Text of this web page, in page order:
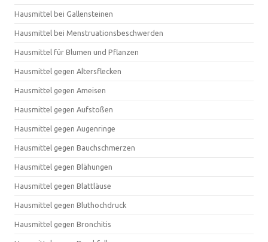
Hausmittel bei Gallensteinen
Hausmittel bei Menstruationsbeschwerden
Hausmittel für Blumen und Pflanzen
Hausmittel gegen Altersflecken
Hausmittel gegen Ameisen
Hausmittel gegen Aufstoßen
Hausmittel gegen Augenringe
Hausmittel gegen Bauchschmerzen
Hausmittel gegen Blähungen
Hausmittel gegen Blattläuse
Hausmittel gegen Bluthochdruck
Hausmittel gegen Bronchitis